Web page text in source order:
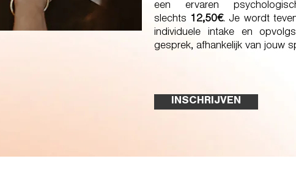
een ervaren
slechts 12,50€. Je wordt
individuele intake en
gesprek, afhankelijk van jouw
INSCHRIJVEN